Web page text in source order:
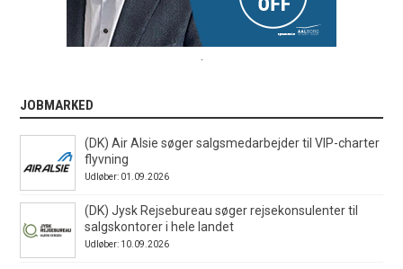
JOBMARKED
(DK) Air Alsie søger salgsmedarbejder til VIP-charter
flyvning
Udløber: 01.09.2026
(DK) Jysk Rejsebureau søger rejsekonsulenter til
salgskontorer i hele landet
Udløber: 10.09.2026